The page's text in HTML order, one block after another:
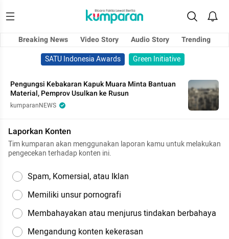
Breaking News Video Story Audio Story
Trending
SATU Indonesia Awards
Green Initiative
Pengungsi Kebakaran Kapuk Muara Minta Bantuan
Material, Pemprov Usulkan ke Rusun
kumparanNEWS
Laporkan Konten
Tim kumparan akan menggunakan laporan kamu untuk melakukan
pengecekan terhadap konten ini.
Spam, Komersial, atau Iklan
Memiliki unsur pornografi
Membahayakan atau menjurus tindakan berbahaya
Mengandung konten kekerasan